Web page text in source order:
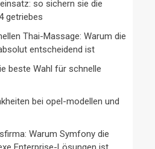
so sichern sie die
getriebes
Thai-Massage: Warum die
entscheidend ist
beste Wahl für schnelle
bei opel-modellen und
Warum Symfony die